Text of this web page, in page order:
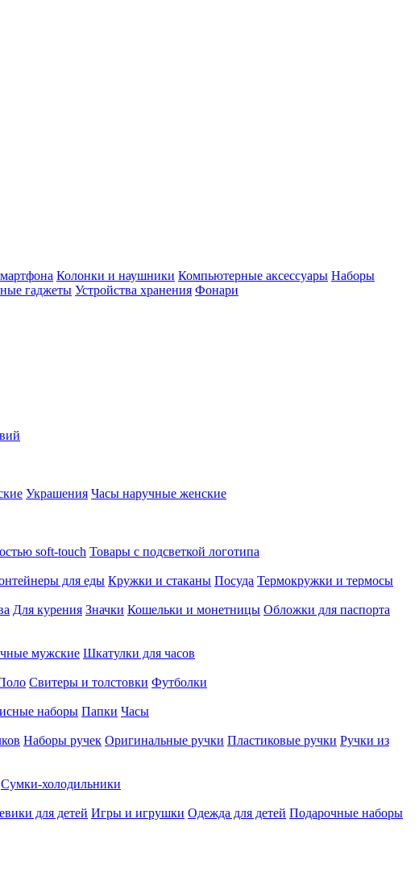
Колонки и наушники Компьютерные аксессуары Наборы
гаджеты Устройства хранения Фонари
Украшения Часы наручные женские
soft-touch Товары с подсветкой логотипа
для еды Кружки и стаканы Посуда Термокружки и термосы
Для курения Значки Кошельки и монетницы Обложки для паспорта
мужские Шкатулки для часов
Свитеры и толстовки Футболки
наборы Папки Часы
Наборы ручек Оригинальные ручки Пластиковые ручки Ручки из
Сумки-холодильники
для детей Игры и игрушки Одежда для детей Подарочные наборы